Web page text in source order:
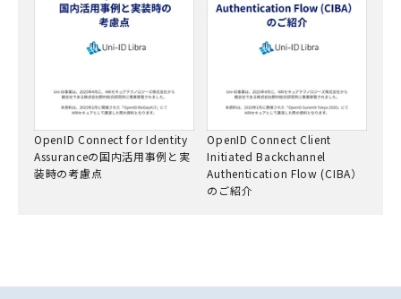
OpenID Connect for Identity
Assuranceの国内活用事例と実
装時の考慮点
OpenID Connect Client
Initiated Backchannel
Authentication Flow (CIBA）
のご紹介